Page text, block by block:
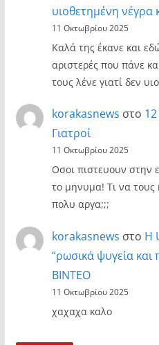
υιοθετημένη νέγρα
11 Οκτωβρίου 2025
Καλά της έκανε και
αριστερές που πάνε
τους λένε γιατί δεν
korakasnews στο
Γιατροί
11 Οκτωβρίου 2025
Οσοι πιστευουν στην
το μηνυμα! Τι να τους
πολυ αργα;;;
korakasnews στο Η
“ρωσικά ψυγεία και
ΒΙΝΤΕΟ
11 Οκτωβρίου 2025
χαχαχα καλο